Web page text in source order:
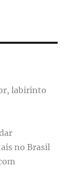
labirinto
no Brasil